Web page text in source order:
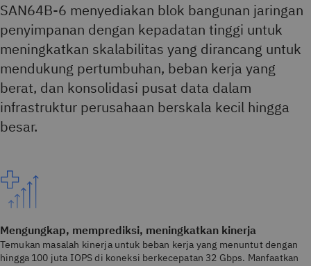
SAN64B-6 menyediakan blok bangunan jaringan
penyimpanan dengan kepadatan tinggi untuk
meningkatkan skalabilitas yang dirancang untuk
mendukung pertumbuhan, beban kerja yang
berat, dan konsolidasi pusat data dalam
infrastruktur perusahaan berskala kecil hingga
besar.
Mengungkap, memprediksi, meningkatkan kinerja
Temukan masalah kinerja untuk beban kerja yang menuntut dengan
hingga 100 juta IOPS di koneksi berkecepatan 32 Gbps. Manfaatkan